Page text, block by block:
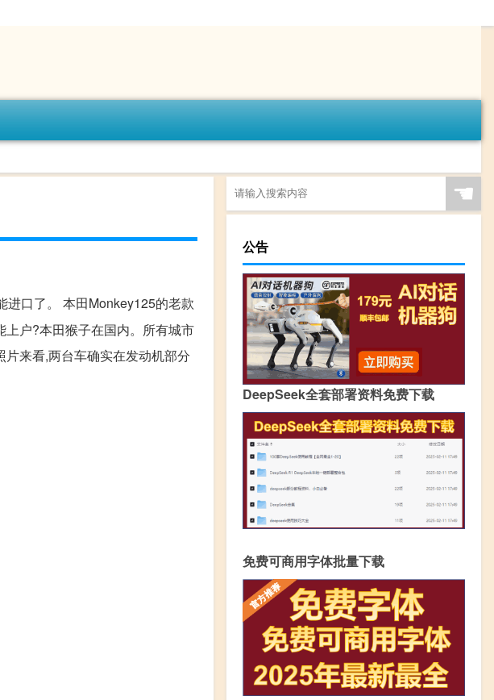
口了。 本田Monkey125的老款
户?本田猴子在国内。所有城市
来看,两台车确实在发动机部分
☚
公告
DeepSeek全套部署资料免费下载
免费可商用字体批量下载